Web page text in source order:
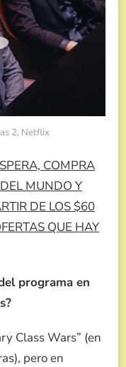
2, Netflix
COMPRA
MUNDO Y
DE LOS $60
QUE HAY
programa en
Class Wars” (en
pero en